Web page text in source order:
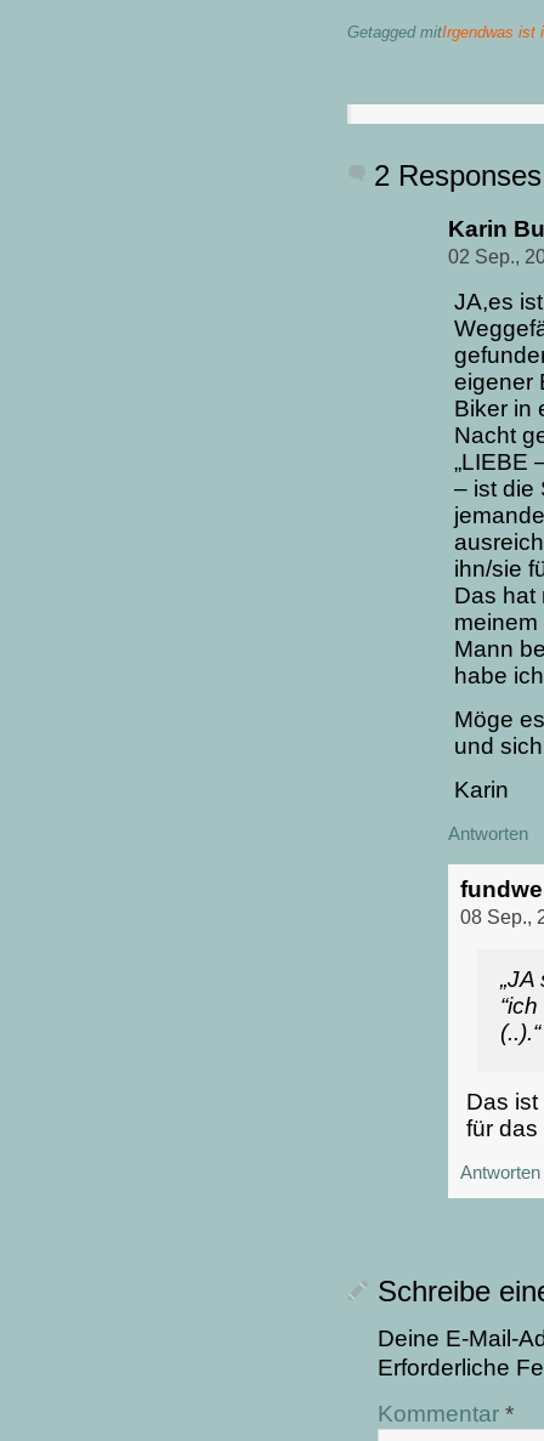
Getagged mitIrgendwas ist
2
Karin
02 Sep.,
JA,es
eigener
Biker in
Nacht
„LIEBE
– ist die
ihn/sie
Das hat
Mann
habe
Möge
und sich
Karin
Antworten
08 Sep.,
(..).“
Das
für das
Antworten
Schreibe
Deine E-Mail-
Erforderliche
Kommentar *